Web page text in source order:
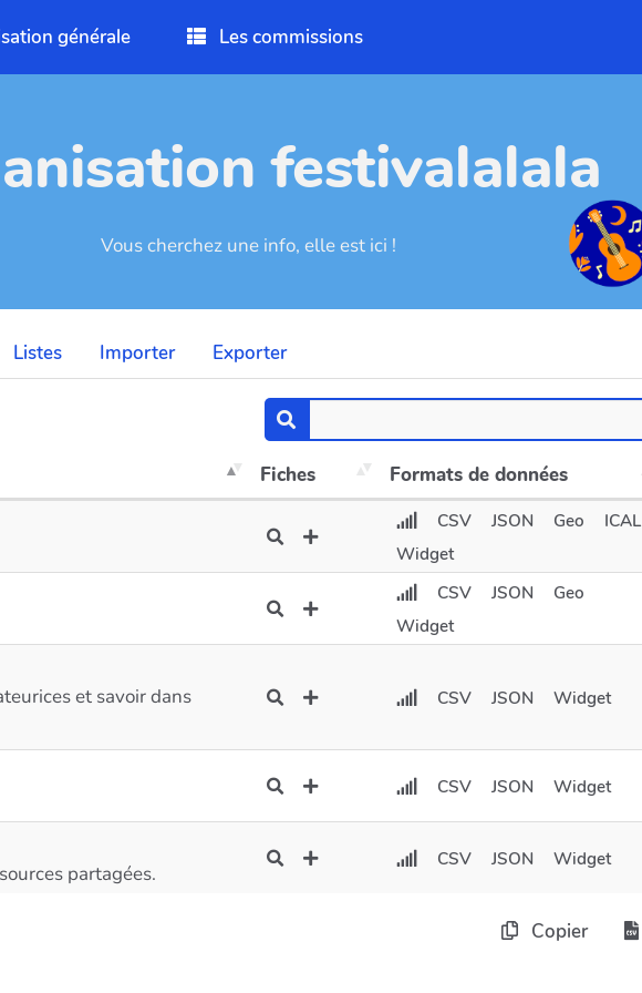
générale Les commissions
festivalalala
Vous cherchez une info, elle est ici !
Listes Importer Exporter
Fiches Formats de données
CSV JSON Geo
ICAL
Widget
CSV JSON
Geo
Widget
et savoir dans
CSV JSON Widget
CSV JSON Widget
partagées.
CSV JSON Widget
Copier